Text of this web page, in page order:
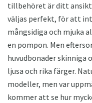
tillbehöret är ditt
väljas perfekt, för att
mångsidiga och mjuka
en pompon. Men
huvudbonader
ljusa och rika färger.
modeller, men var
kommer att se hur